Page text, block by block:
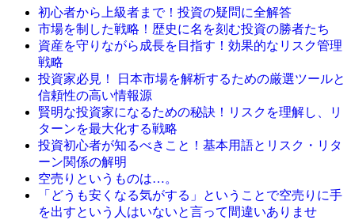
初心者から上級者まで！投資の疑問に全解答
市場を制した戦略！歴史に名を刻む投資の勝者たち
資産を守りながら成長を目指す！効果的なリスク管理
戦略
投資家必見！ 日本市場を解析するための厳選ツールと
信頼性の高い情報源
賢明な投資家になるための秘訣！リスクを理解し、リ
ターンを最大化する戦略
投資初心者が知るべきこと！基本用語とリスク・リタ
ーン関係の解明
空売りというものは…。
「どうも安くなる気がする」ということで空売りに手
を出すという人はいないと言って間違いありませ